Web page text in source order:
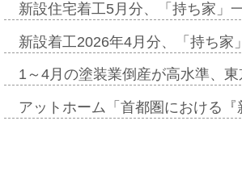
新設住宅着工5月分、「持ち家
新設着工2026年4月分、「持ち
1～4月の塗装業倒産が高水準、
アットホーム「首都圏における